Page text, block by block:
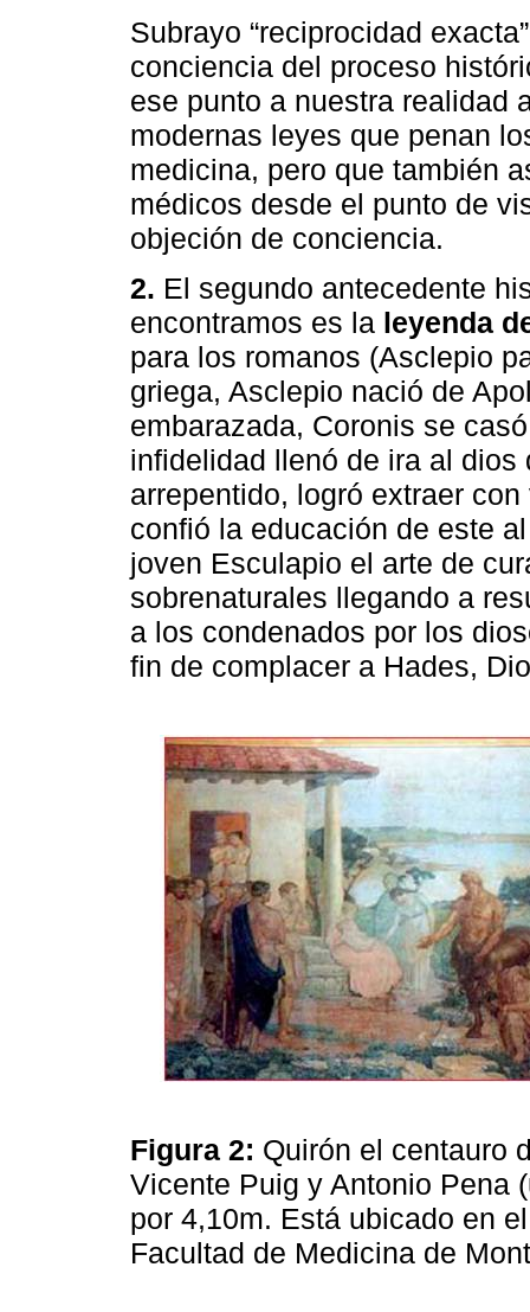
Subrayo “reciprocidad
conciencia del proceso
ese punto a nuestra realidad
modernas leyes que penan
medicina, pero que también
médicos desde el punto de
objeción de conciencia.
2. El segundo antecedente
encontramos es la leyenda
para los romanos (Asclepio
griega, Asclepio nació de
embarazada, Coronis se
infidelidad llenó de ira al
arrepentido, logró extraer
confió la educación de este
joven Esculapio el arte de
sobrenaturales llegando a
a los condenados por los
fin de complacer a Hades,
Figura 2: Quirón el centauro
Vicente Puig y Antonio Pena
por 4,10m. Está ubicado en
Facultad de Medicina de